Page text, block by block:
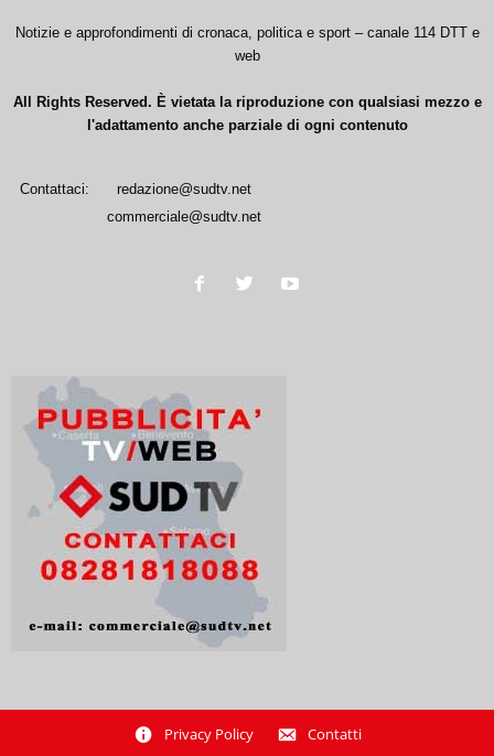
Notizie e approfondimenti di cronaca, politica e sport – canale 114 DTT e
web
All Rights Reserved. È vietata la riproduzione con qualsiasi mezzo e
l'adattamento anche parziale di ogni contenuto
Contattaci:
redazione@sudtv.net
commerciale@sudtv.net
Privacy Policy Contatti